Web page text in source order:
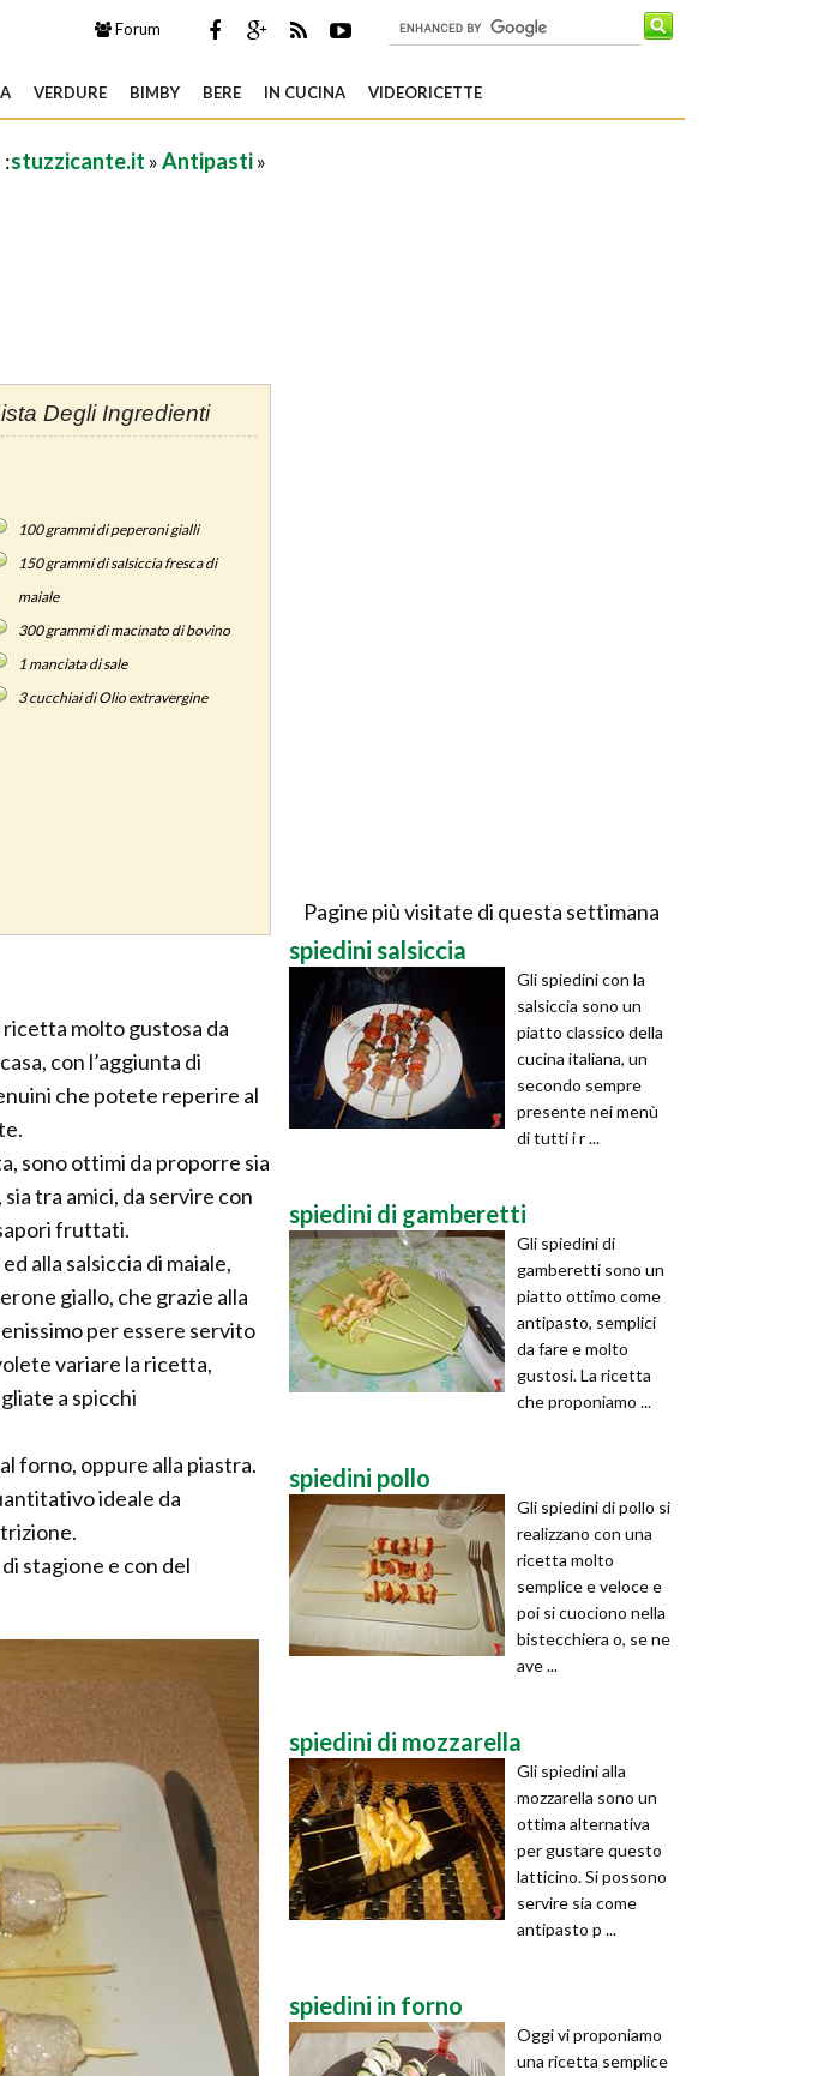
Forum
VERDURE BIMBY BERE IN CUCINA VIDEORICETTE
stuzzicante.it »Antipasti»
Degli Ingredienti
100grammi di peperoni gialli
150grammi di salsiccia fresca di
maiale
300grammi di macinato di bovino
1manciata di sale
3cucchiai di Olio extravergine
molto gustosa da
con l’aggiunta di
che potete reperire al
sono ottimi da proporre sia
tra amici, da servire con
fruttati.
alla salsiccia di maiale,
giallo, che grazie alla
per essere servito
variare la ricetta,
a spicchi
forno, oppure alla piastra.
ideale da
stagione e con del
Pagine più visitate di questa settimana
spiedini salsiccia
Gli spiedini con la
salsiccia sono un
piatto classico della
cucina italiana, un
secondo sempre
presente nei menù
di tutti i r ...
spiedini di gamberetti
Gli spiedini di
gamberetti sono un
piatto ottimo come
antipasto, semplici
da fare e molto
gustosi. La ricetta
che proponiamo ...
spiedini pollo
Gli spiedini di pollo si
realizzano con una
ricetta molto
semplice e veloce e
poi si cuociono nella
bistecchiera o, se ne
ave ...
spiedini di mozzarella
Gli spiedini alla
mozzarella sono un
ottima alternativa
per gustare questo
latticino. Si possono
servire sia come
antipasto p ...
spiedini in forno
Oggi vi proponiamo
una ricetta semplice